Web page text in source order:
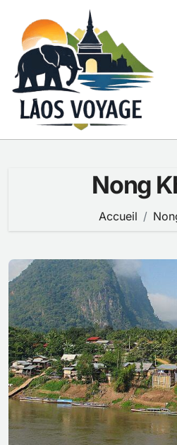
contenu
Nong
Accueil